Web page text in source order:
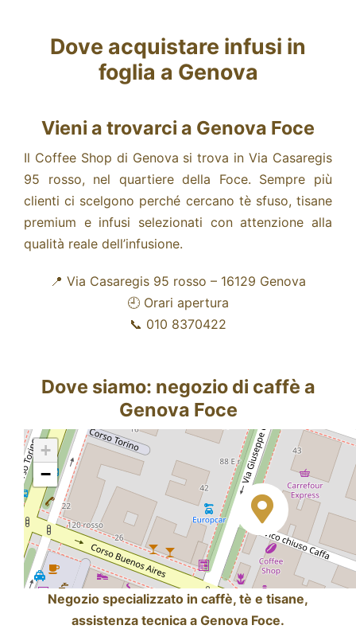
Dove acquistare infusi in
foglia a Genova
Vieni a trovarci a Genova Foce
Il Coffee Shop di Genova si trova in Via Casaregis
95 rosso, nel quartiere della Foce. Sempre più
clienti ci scelgono perché cercano tè sfuso, tisane
premium e infusi selezionati con attenzione alla
qualità reale dell’infusione.
📍 Via Casaregis 95 rosso – 16129 Genova
🕘 Orari apertura
📞 010 8370422
Dove siamo: negozio di caffè a
Genova Foce
+
−
Negozio specializzato in caffè, tè e tisane,
assistenza tecnica a Genova Foce.